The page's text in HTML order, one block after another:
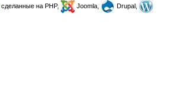
, сделанные на PHP, Joomla,
Drupal,